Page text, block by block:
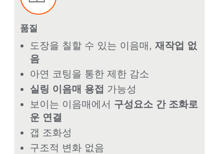
품질
도장을 칠할 수 있는 이음매, 재작업 없
음
아연 코팅을 통한 제한 감소
실링 이음매 용접 가능성
보이는 이음매에서 구성요소 간 조화로
운 연결
갭 조화성
구조적 변화 없음